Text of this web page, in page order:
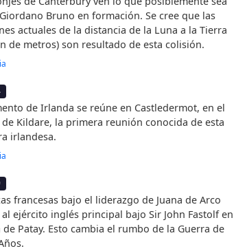
Bruno en formación. Se cree que las
actuales de la distancia de la Luna a la Tierra
de metros) son resultado de esta colisión.
de Irlanda se reúne en Castledermot, en el
Kildare, la primera reunión conocida de esta
irlandesa.
francesas bajo el liderazgo de Juana de Arco
ejército inglés principal bajo Sir John Fastolf en
de Patay. Esto cambia el rumbo de la Guerra de